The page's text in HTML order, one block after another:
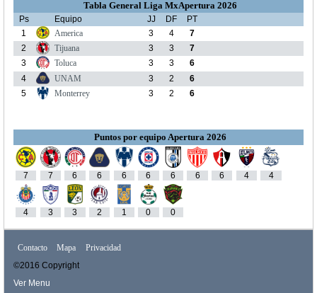
Tabla General Liga MxApertura 2026
Ps Equipo JJ DF
PT
1
America 3 4
7
2
Tijuana 3 3
7
3
Toluca 3 3
6
4
UNAM 3 2
6
5
Monterrey 3 2 6
Puntos por equipo Apertura 2026
7 7 6 6 6 6 6 6 6 4 4
4 3 3 2 1 0 0
Contacto Mapa
Privacidad
©2016 Copyright